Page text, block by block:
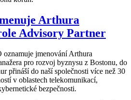
Arthura
Advisory Partner
jmenování Arthura
pro rozvoj byznysu z Bostonu, do
přináší do naší společnosti více než 30
v oblastech telekomunikací,
bezpečnosti.